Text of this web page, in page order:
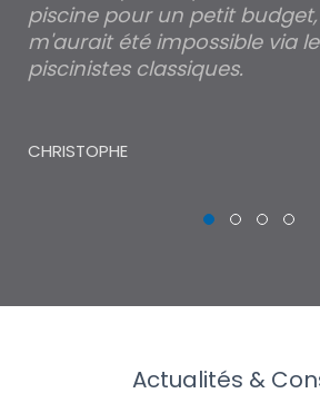
piscine pour un petit
m'aurait été impossible via
piscinistes classiques.
CHRISTOPHE
Actualités &